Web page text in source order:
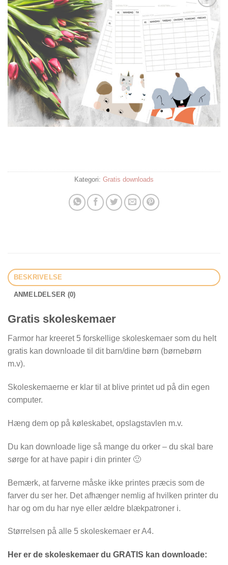
Tilføj til
ønskelisten
Kategori: Gratis downloads
BESKRIVELSE
ANMELDELSER (0)
Gratis skoleskemaer
Farmor har kreeret 5 forskellige skoleskemaer som du helt
gratis kan downloade til dit barn/dine børn (børnebørn
m.v).
Skoleskemaerne er klar til at blive printet ud på din egen
computer.
Hæng dem op på køleskabet, opslagstavlen m.v.
Du kan downloade lige så mange du orker – du skal bare
sørge for at have papir i din printer 🙂
Bemærk, at farverne måske ikke printes præcis som de
farver du ser her. Det afhænger nemlig af hvilken printer du
har og om du har nye eller ældre blækpatroner i.
Størrelsen på alle 5 skoleskemaer er A4.
Her er de skoleskemaer du GRATIS kan downloade: